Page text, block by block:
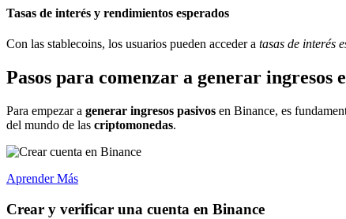
Tasas de interés y rendimientos esperados
Con las stablecoins, los usuarios pueden acceder a tasas de interés
Pasos para comenzar a generar ingresos
Para empezar a generar ingresos pasivos en Binance, es
del mundo de las criptomonedas.
Aprender Más
Crear y verificar una cuenta en Binance